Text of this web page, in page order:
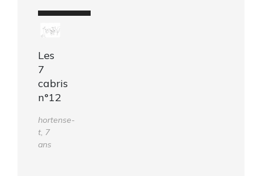
Les
7
cabris
n°12
hortense-
t, 7
ans